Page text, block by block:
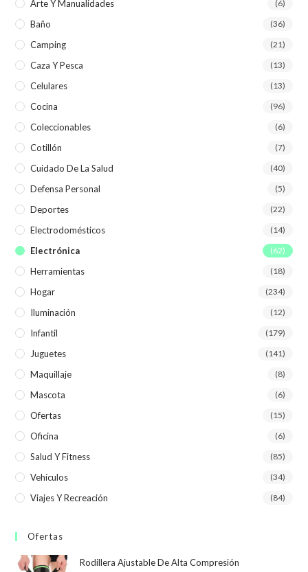
Arte Y Manualidades (6)
Baño (36)
Camping (21)
Caza Y Pesca (13)
Celulares (13)
Cocina (96)
Coleccionables (6)
Cotillón (7)
Cuidado De La Salud (40)
Defensa Personal (5)
Deportes (22)
Electrodomésticos (14)
Electrónica (62)
Herramientas (18)
Hogar (234)
Iluminación (12)
Infantil (179)
Juguetes (141)
Maquillaje (8)
Mascota (6)
Ofertas (15)
Oficina (6)
Salud Y Fitness (85)
Vehículos (34)
Viajes Y Recreación (84)
Ofertas
Rodillera Ajustable De Alta Compresión